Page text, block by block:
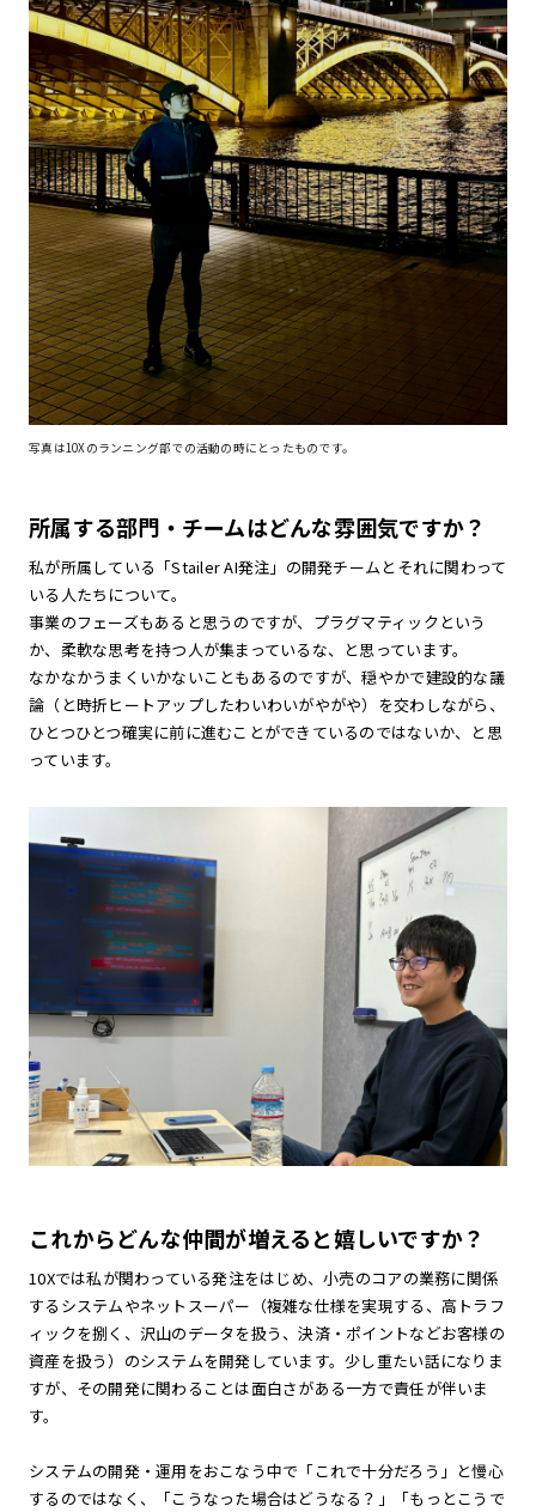
写真は10Xのランニング部での活動の時にとったものです。
所属する部門・チームはどんな雰囲気ですか？
私が所属している「Stailer AI発注」の開発チームとそれに関わって
いる人たちについて。
事業のフェーズもあると思うのですが、プラグマティックという
か、柔軟な思考を持つ人が集まっているな、と思っています。
なかなかうまくいかないこともあるのですが、穏やかで建設的な議
論（と時折ヒートアップしたわいわいがやがや）を交わしながら、
ひとつひとつ確実に前に進むことができているのではないか、と思
っています。
これからどんな仲間が増えると嬉しいですか？
10Xでは私が関わっている発注をはじめ、小売のコアの業務に関係
するシステムやネットスーパー（複雑な仕様を実現する、高トラフ
ィックを捌く、沢山のデータを扱う、決済・ポイントなどお客様の
資産を扱う）のシステムを開発しています。少し重たい話になりま
すが、その開発に関わることは面白さがある一方で責任が伴いま
す。
システムの開発・運用をおこなう中で「これで十分だろう」と慢心
するのではなく、「こうなった場合はどうなる？」「もっとこうで